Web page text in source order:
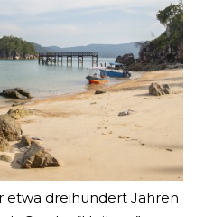
etwa dreihundert Jahren